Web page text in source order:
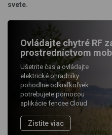
svete.
Ovládajte chytré RF
prostredníctvom
Ušetrite čas a ovládajte
elektrické ohradníky
pohodlne odkiaľkoľvek
potrebujete pomocou
aplikácie fencee Cloud
Zistite viac